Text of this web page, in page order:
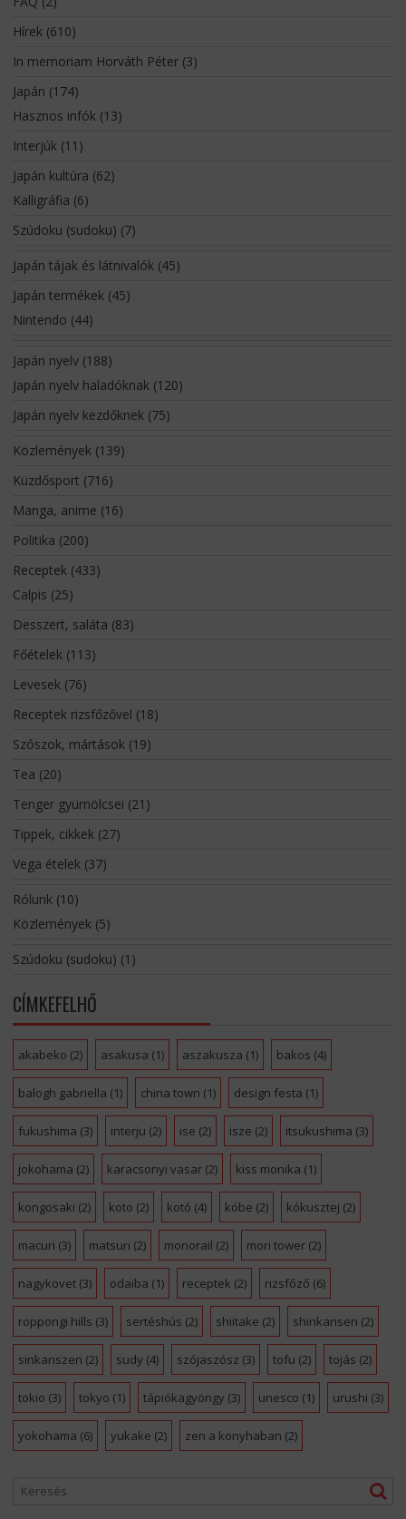
Hírek(610)
In memoriam Horváth Péter(3)
Japán (174)
Hasznos infók(13)
Interjúk(11)
Japán kultúra (62)
Kalligráfia (6)
Szúdoku (sudoku) (7)
Japán tájak és látnivalók(45)
Japán termékek(45)
Nintendo (44)
Japán nyelv(188)
Japán nyelv haladóknak(120)
Japán nyelv kezdőknek(75)
Közlemények(139)
Küzdősport (716)
Manga, anime (16)
Politika (200)
Receptek(433)
Calpis (25)
Desszert, saláta (83)
Főételek(113)
Levesek(76)
Receptek rizsfőzővel (18)
Szószok, mártások(19)
Tea (20)
Tenger gyümölcsei (21)
Tippek, cikkek(27)
Vega ételek(37)
Rólunk(10)
Közlemények(5)
Szúdoku (sudoku) (1)
CÍMKEFELHŐ
akabeko (2) asakusa (1) aszakusza (1) bakos (4)
balogh gabriella (1) china town (1) design festa (1)
fukushima (3) interju (2) ise (2) isze (2) itsukushima (3)
jokohama (2) karacsonyi vasar(2) kiss monika (1)
kongosaki (2) koto (2) kotó (4) kóbe (2) kókusztej (2)
macuri (3) matsuri (2) monorail (2) mori tower(2)
nagykovet(3) odaiba (1) receptek (2) rizsfőző (6)
roppongi hills (3) sertéshús (2) shiitake (2) shinkansen (2)
sinkanszen (2) sudy (4) szójaszósz (3) tofu (2) tojás (2)
tokio (3) tokyo (1) tápiókagyöngy (3) unesco (1) urushi (3)
yokohama (6) yukake (2) zen a konyhaban (2)